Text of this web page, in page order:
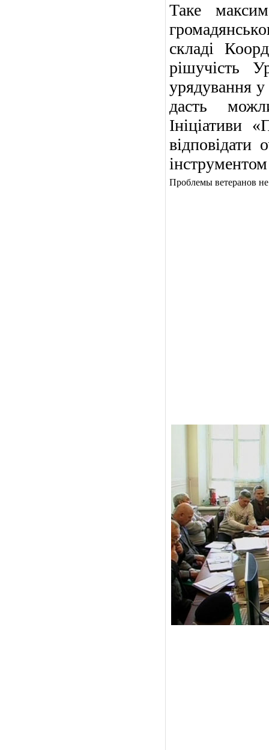
Таке
складі
рішучість
урядування у
дасть
Ініціативи
відповідати
Проблемы ветеранов не